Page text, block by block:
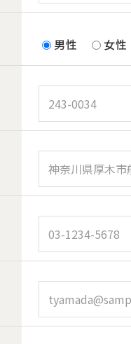
男性 女性